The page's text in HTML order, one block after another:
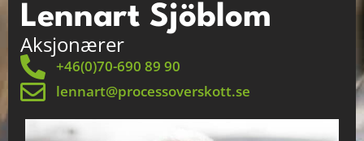
Lennart Sjöblom
Aksjonærer
+46(0)70-690 89 90
lennart@processoverskott.se